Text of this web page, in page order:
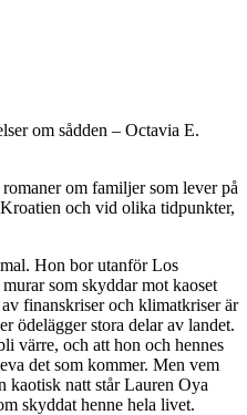
om sådden – Octavia E.
om familjer som lever på
och vid olika tidpunkter,
Hon bor utanför Los
som skyddar mot kaoset
finanskriser och klimatkriser är
ödelägger stora delar av landet.
värre, och att hon och hennes
det som kommer. Men vem
kaotisk natt står Lauren Oya
skyddat henne hela livet.